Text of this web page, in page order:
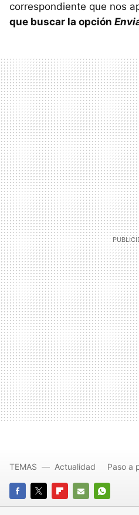
correspondiente que nos
que buscar la opción
FACEBOOK
TWITTERFLIPBOARD
E-
WHATSAPP
TEMAS Actualidad Paso a